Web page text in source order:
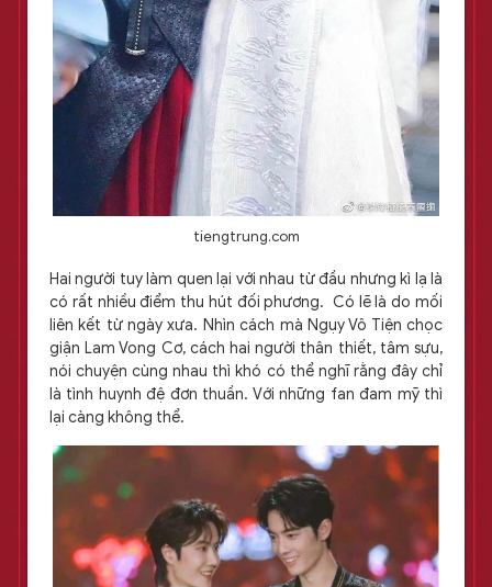
tiengtrung.com
Hai người tuy làm quen lại với nhau từ đầu nhưng kì lạ là
có rất nhiều điểm thu hút đối phương. Có lẽ là do mối
liên kết từ ngày xưa. Nhìn cách mà Ngụy Vô Tiện chọc
giận Lam Vong Cơ, cách hai người thân thiết, tâm sựu,
nói chuyện cùng nhau thì khó có thể nghĩ rằng đây chỉ
là tình huynh đệ đơn thuần. Với những fan đam mỹ thì
lại càng không thể.